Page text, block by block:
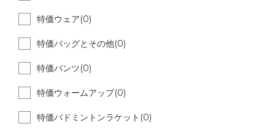
特価ウェア(0)
特価バッグとその他(0)
特価パンツ(0)
特価ウォームアップ(0)
特価バドミントンラケット(0)